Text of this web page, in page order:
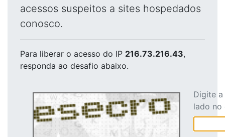
acessos suspeitos a sites hospedados
conosco.
Para liberar o acesso do IP 216.73.216.43,
responda ao desafio abaixo.
Digite
lado no